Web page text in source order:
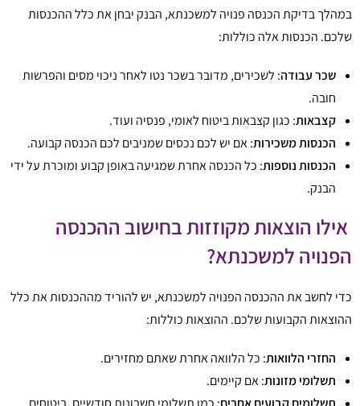
במהלך בדיקת הכנסה פנויה למשכנתא, הבנק יבחן את כלל ההכנסות
שלכם. הכנסות אלה כוללות:
שכר עבודה: לשכירים, מדובר בשכר נטו לאחר ניכוי מסים והפרשות
חובה.
קצבאות: כגון קצבאות ביטוח לאומי, פנסיה ועוד.
הכנסות משכירות: אם יש לכם נכסים שמניבים לכם הכנסה קבועה.
הכנסות נוספות: כל הכנסה אחרת שמגיעה באופן קבוע ומוכרת על ידי
הבנק.
אילו הוצאות מקוזזות בחישוב ההכנסה
הפנויה למשכנתא?
כדי לחשב את ההכנסה הפנויה למשכנתא, יש להוריד מההכנסות את כלל
ההוצאות הקבועות שלכם. ההוצאות כוללות:
החזרי הלוואות: כל הלוואה אחרת שאתם מחזירים.
תשלומי מזונות: אם קיימים.